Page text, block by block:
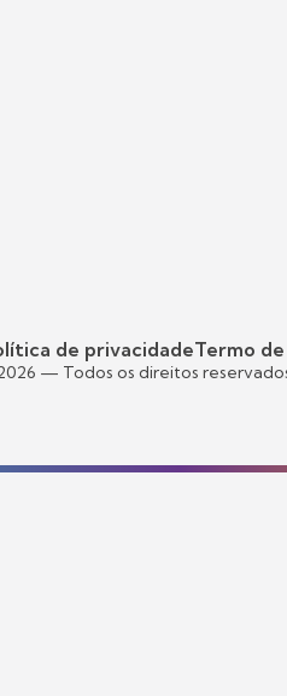
de privacidadeTermo de
— Todos os direitos